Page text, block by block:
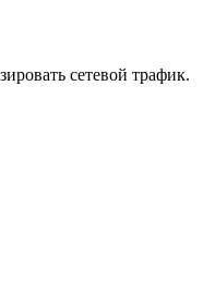
сетевой трафик.